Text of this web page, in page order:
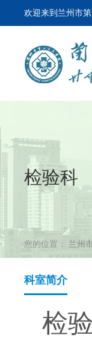
欢迎来到兰州市
检验科
您的位置： 兰州
科室简介
检